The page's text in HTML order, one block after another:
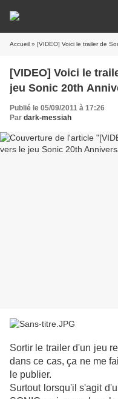
Accueil » [VIDEO] Voici le trailer de Sonic
[VIDEO] Voici le
jeu Sonic 20th
Publié le 05/09/2011 à 17:26
Par dark-messiah
Sortir le trailer d'un jeu
dans ce cas, ça ne me
le publier.
Surtout lorsqu'il s'agit